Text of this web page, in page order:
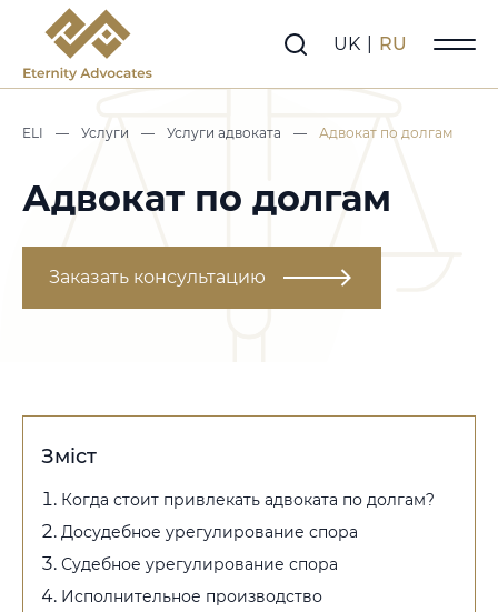
UK RU
ELI — Услуги — Услуги адвоката — Адвокат по долгам
Адвокат по долгам
Заказать консультацию
Зміст
Когда стоит привлекать адвоката по долгам?
Досудебное урегулирование спора
Судебное урегулирование спора
Исполнительное производство